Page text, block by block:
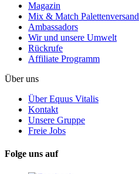
Magazin
Mix & Match Palettenversand
Ambassadors
Wir und unsere Umwelt
Rückrufe
Affiliate Programm
Über uns
Über Equus Vitalis
Kontakt
Unsere Gruppe
Freie Jobs
Folge uns auf